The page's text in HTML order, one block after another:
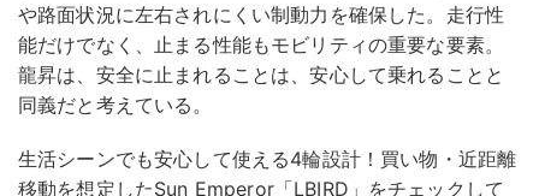
や路面状況に左右されにくい制動力を確保した。走行性
能だけでなく、止まる性能もモビリティの重要な要素。
龍昇は、安全に止まれることは、安心して乗れることと
同義だと考えている。
生活シーンでも安心して使える4輪設計！買い物・近距離
移動を想定したSun Emperor「LBIRD」をチェックして